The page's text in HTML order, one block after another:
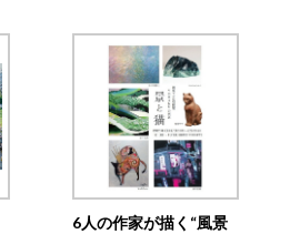
6人の作家が描く“風景